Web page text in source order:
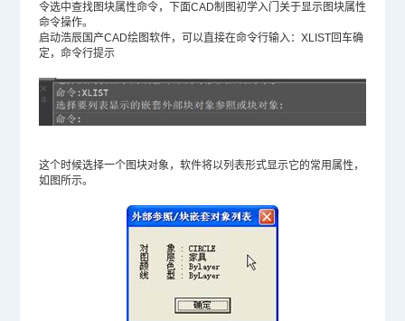
令选中查找图块属性命令，下面CAD制图初学入门关于显示图块属性
命令操作。
启动浩辰国产CAD绘图软件，可以直接在命令行输入：XLIST回车确
定，命令行提示
这个时候选择一个图块对象，软件将以列表形式显示它的常用属性，
如图所示。